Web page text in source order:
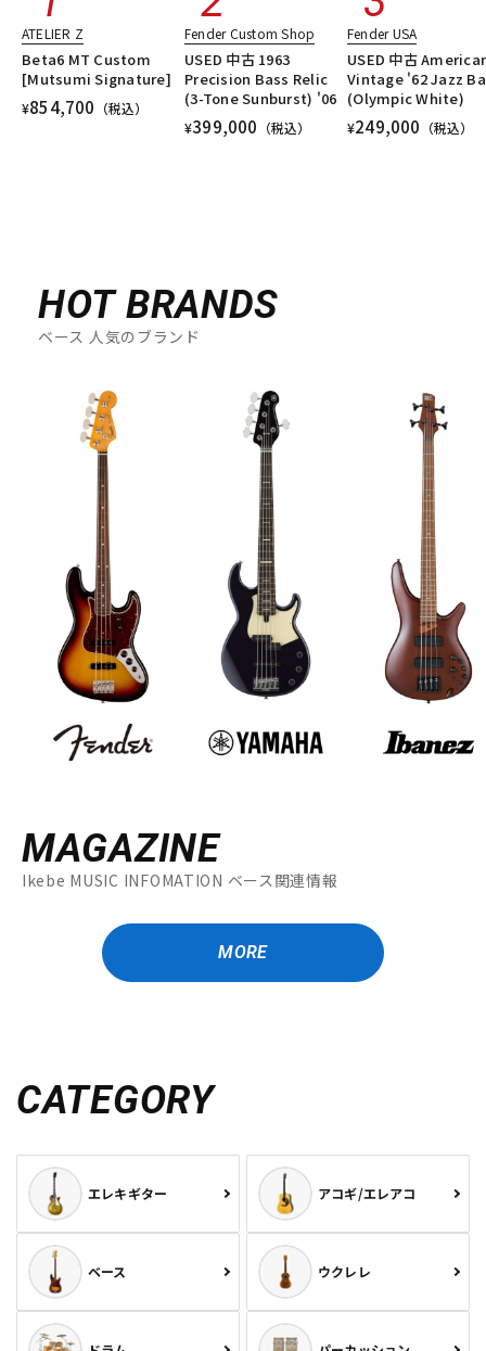
ATELIER Z
Beta6 MT Custom
[Mutsumi Signature]
¥854,700 （税込）
Fender Custom Shop
USED 中古 1963
Precision Bass Relic
(3-Tone Sunburst) '06
¥399,000 （税込）
Fender USA
USED 中古
Vintage '62 Jazz
(Olympic White)
¥249,000 （税込）
HOT BRANDS
ベース 人気のブランド
MAGAZINE
Ikebe MUSIC INFOMATION ベース関連情報
MORE
CATEGORY
エレキギター アコギ/エレアコ
ベース ウクレレ